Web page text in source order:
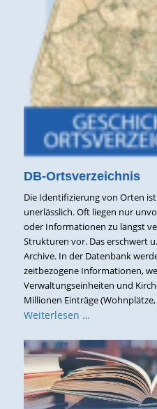
DB-Ortsverzeichnis
Die Identifizierung von Orten
unerlässlich. Oft liegen nur
oder Informationen zu längst
Strukturen vor. Das erschwert
Archive. In der Datenbank
zeitbezogene Informationen,
Verwaltungseinheiten und
Millionen Einträge
Weiterlesen …